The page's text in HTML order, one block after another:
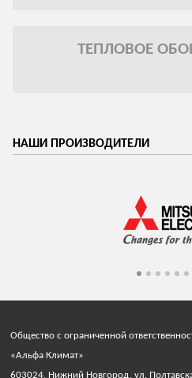
ТЕПЛОВОЕ
НАШИ ПРОИЗВОДИТЕЛИ
Общество с ограниченной
«Альфа Климат»
603024, Нижний Новгород, ул.